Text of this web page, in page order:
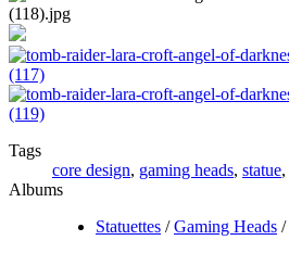
Tags
core design, gaming heads, statue,
Albums
Statuettes /Gaming Heads /